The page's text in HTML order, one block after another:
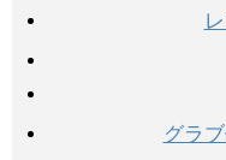
グラ